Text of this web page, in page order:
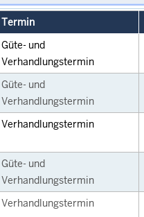
Termin
Güte- und
Verhandlungstermin
Güte- und
Verhandlungstermin
Verhandlungstermin
Güte- und
Verhandlungstermin
Verhandlungstermin